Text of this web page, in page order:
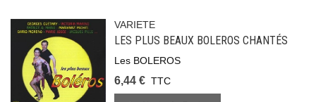
VARIETE
LES PLUS BEAUX BOLEROS CHANTÉS
Les BOLEROS
6,44 € TTC